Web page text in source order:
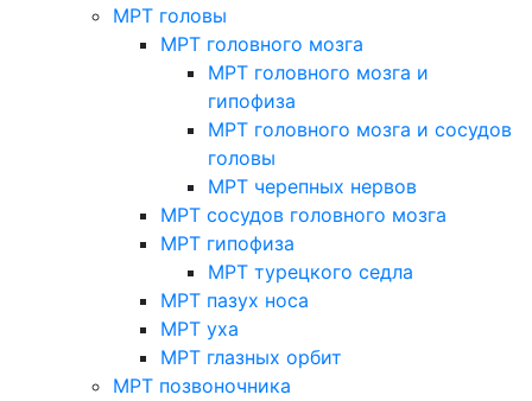
МРТ головы
МРТ головного мозга
МРТ головного мозга и
гипофиза
МРТ головного мозга и сосудов
головы
МРТ черепных нервов
МРТ сосудов головного мозга
МРТ гипофиза
МРТ турецкого седла
МРТ пазух носа
МРТ уха
МРТ глазных орбит
МРТ позвоночника